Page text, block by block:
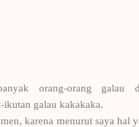
orang-orang galau
galau kakakaka.
karena menurut saya hal